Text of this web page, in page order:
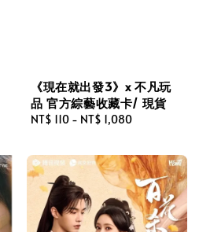
《現在就出發3》x 不凡玩
品 官方綜藝收藏卡/ 現貨
Regular
NT$ 110 - NT$ 1,080